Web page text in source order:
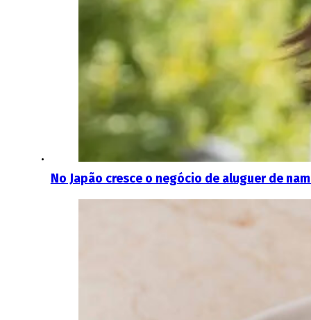
No Japão cresce o negócio de aluguer de